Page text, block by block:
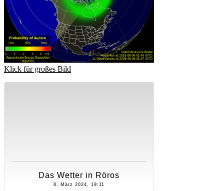
Klick für großes Bild
Das Wetter in Röros
8. März 2024, 19:11